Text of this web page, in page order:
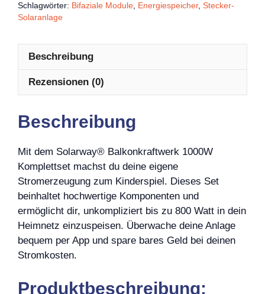
Schlagwörter: Bifaziale Module Energiespeicher, Stecker-
Solaranlage
Beschreibung
Rezensionen (0)
Beschreibung
Mit dem Solarway® Balkonkraftwerk 1000W
Komplettset machst du deine eigene
Stromerzeugung zum Kinderspiel. Dieses Set
beinhaltet hochwertige Komponenten und
ermöglicht dir, unkompliziert bis zu 800 Watt in dein
Heimnetz einzuspeisen. Überwache deine Anlage
bequem per App und spare bares Geld bei deinen
Stromkosten.
Produktbeschreibung: